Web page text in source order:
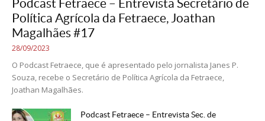
Podcast Fetraece – Entrevista Secretário de
Política Agrícola da Fetraece, Joathan
Magalhães #17
28/09/2023
O Podcast Fetraece, que é apresentado pelo jornalista Janes P.
Souza, recebe o Secretário de Política Agrícola da Fetraece,
Joathan Magalhães.
Podcast Fetraece – Entrevista Sec. de